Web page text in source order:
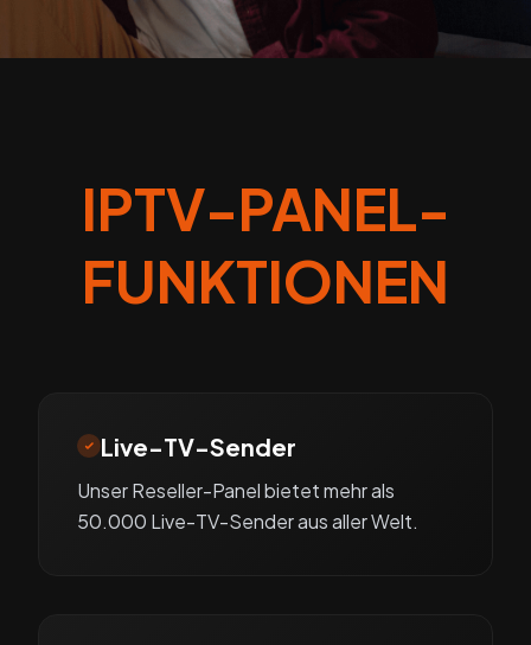
IPTV-PANEL-
FUNKTIONEN
Live-TV-Sender
Unser Reseller-Panel bietet mehr als
50.000 Live-TV-Sender aus aller Welt.